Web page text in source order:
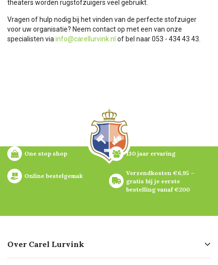
theaters worden rugstofzuigers veel gebruikt.
Vragen of hulp nodig bij het vinden van de perfecte stofzuiger
voor uw organisatie? Neem contact op met een van onze
specialisten via info@carellurvink.nl of bel naar 053 - 434 43 43.
One stop shop 130 jaar ervaring
Online bestelgemak
Verzendkosten €6,95 –
gratis bij je eerste
bestelling vanaf €200
Over Carel Lurvink